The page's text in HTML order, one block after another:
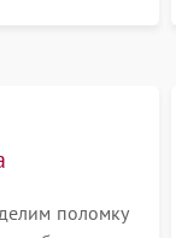
поломку